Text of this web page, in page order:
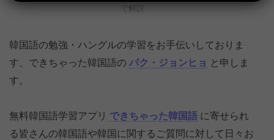
で解説
韓国語の勉強・ハングルの学習をお手伝いしておりま
す、できちゃった韓国語の パク・ジョンヒョ と申しま
す。
無料韓国語学習アプリ できちゃった韓国語 に寄せられ
る皆さんの韓国語や韓国に関するご質問に対して日々お